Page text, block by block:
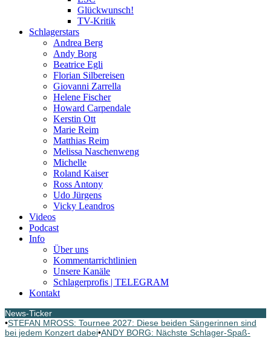
Glückwunsch!
TV-Kritik
Schlagerstars
Andrea Berg
Andy Borg
Beatrice Egli
Florian Silbereisen
Giovanni Zarrella
Helene Fischer
Howard Carpendale
Kerstin Ott
Marie Reim
Matthias Reim
Melissa Naschenweng
Michelle
Roland Kaiser
Ross Antony
Udo Jürgens
Vicky Leandros
Videos
Podcast
Info
Über uns
Kommentarrichtlinien
Unsere Kanäle
Schlagerprofis | TELEGRAM
Kontakt
News-Ticker
•STEFAN MROSS: Tournee 2027: Diese beiden Sängerinnen sind
bei jedem Konzert dabei•ANDY BORG: Nächste Schlager-Spaß-